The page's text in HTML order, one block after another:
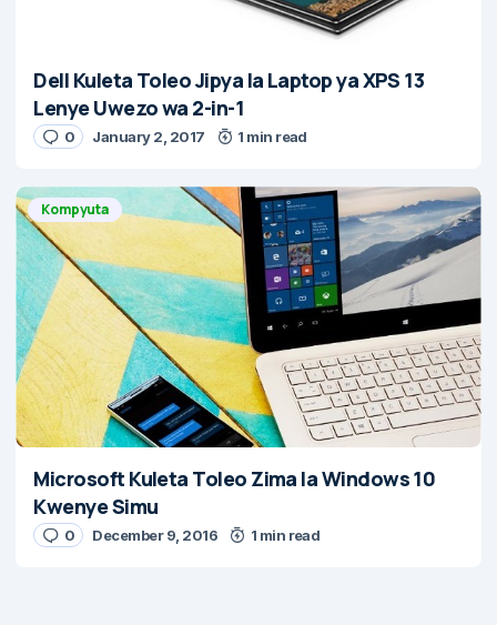
Dell Kuleta Toleo Jipya la Laptop ya XPS 13
Lenye Uwezo wa 2-in-1
0 January 2, 2017 1 min read
Kompyuta
Microsoft Kuleta Toleo Zima la Windows 10
Kwenye Simu
0 December 9, 2016 1 min read